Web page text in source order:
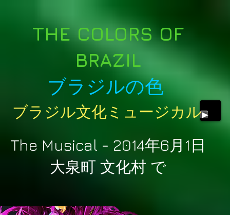
THE COLORS OF
BRAZIL
ブラジルの色
ブラジル文化ミュージカル​
The Musical - 2014年6月1日
大泉町 文化村 で